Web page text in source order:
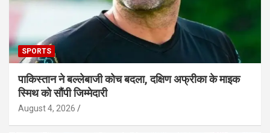
SPORTS
पाकिस्तान ने बल्लेबाजी कोच बदला, दक्षिण अफ्रीका के माइक
स्मिथ को सौंपी जिम्मेदारी
August 4, 2026